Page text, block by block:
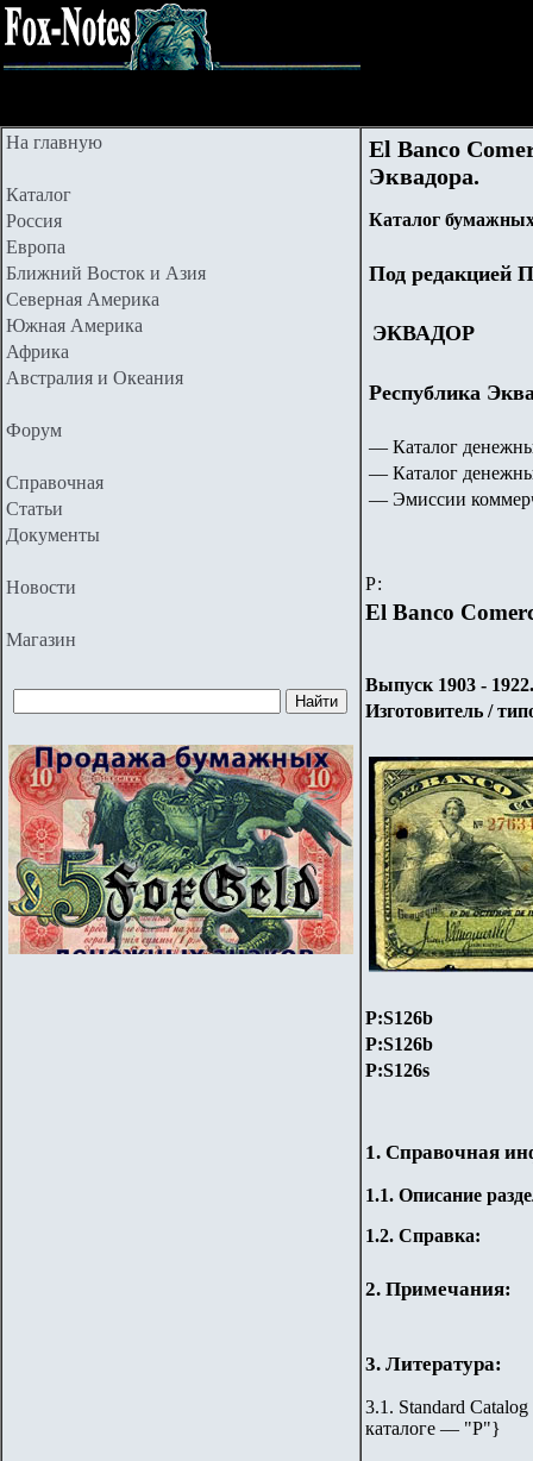
На главную
Каталог
Россия
Европа
Ближний Восток и Азия
Северная Америка
Южная Америка
Африка
Австралия и Океания
Форум
Справочная
Статьи
Документы
Новости
Магазин
El Banco
Эквадора.
Каталог
Под редакцией
ЭКВАДОР
Республика
— Каталог
— Каталог
— Эмиссии
Р:
El Banco
Выпуск 1903 - 1922.
Изготовитель /
P:S126b
P:S126b
P:S126s
1. Справочная
1.1. Описание
1.2. Справка:
2. Примечания:
3. Литература:
3.1. Standard
каталоге — "Р"}